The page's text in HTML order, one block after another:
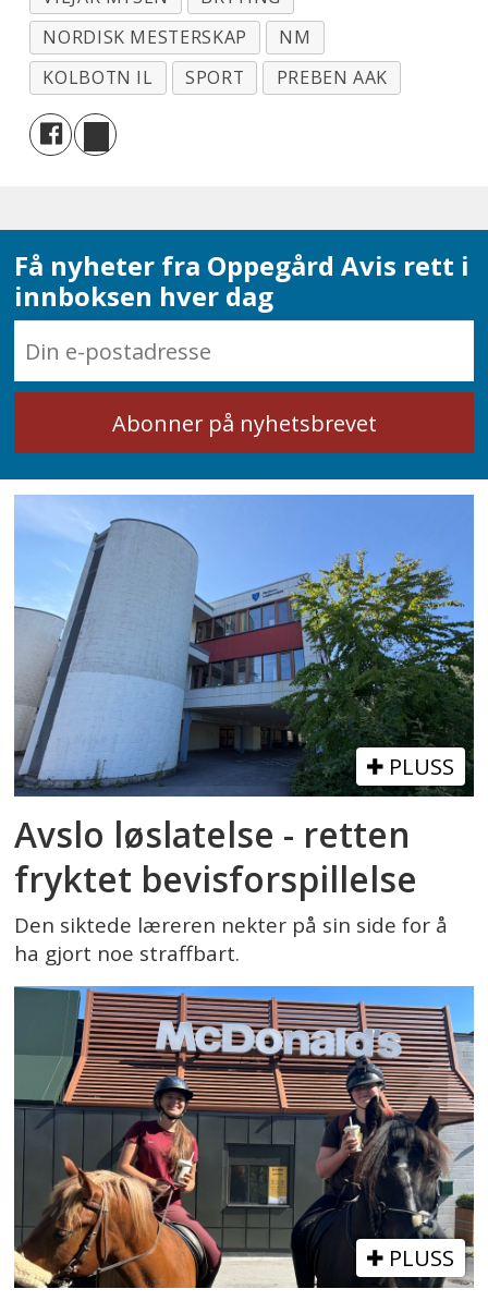
NORDISK MESTERSKAP
NM
KOLBOTN IL
SPORT PREBEN AAK
Få nyheter fra Oppegård Avis rett i
innboksen hver dag
PLUSS
Avslo løslatelse - retten
fryktet bevisforspillelse
Den siktede læreren nekter på sin side for å
ha gjort noe straffbart.
PLUSS